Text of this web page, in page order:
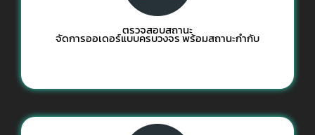
ตรวจสอบสถานะ
จัดการออเดอร์แบบครบวงจร พร้อมสถานะกำกับ